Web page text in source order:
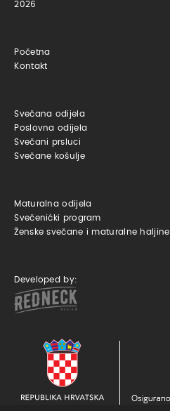
2026
Početna
Kontakt
Svečana odijela
Poslovna odijela
Svečani prsluci
Svečane košulje
Maturalna odijela
Svečenićki program
Ženske svečane i maturalne haljine
Developed by: